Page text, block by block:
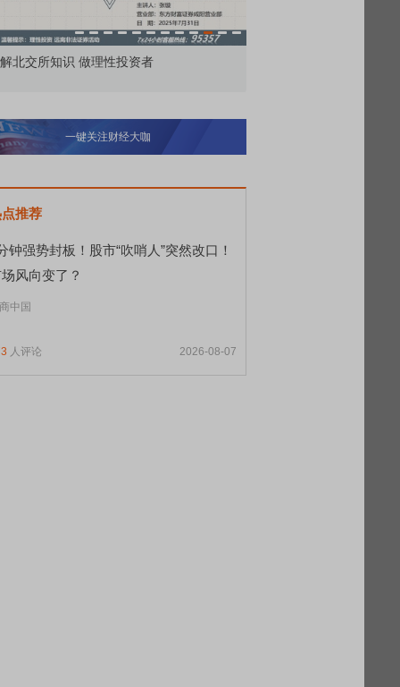
委托那么多种，究竟怎么用？
一键关注财经大咖
推荐
钟强势封板！股市“吹哨人”突然改口！
风向变了？
中国
人评论 2026-08-07